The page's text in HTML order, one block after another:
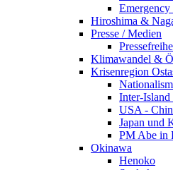
Hiroshima &
Presse / Medien
Klimawandel &
Krisenregion
Inter-
USA -
Japan und
PM Abe in
Okinawa
Henoko